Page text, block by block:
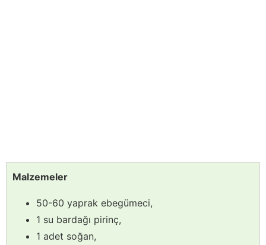
Malzemeler
50-60 yaprak ebegümeci,
1 su bardağı pirinç,
1 adet soğan,